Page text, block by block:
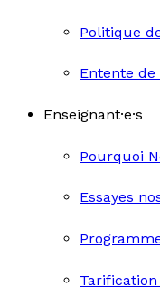
Politique
Entente de
Enseignant·e·s
Pourquoi
Essayes